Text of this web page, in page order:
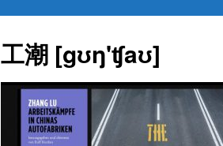
content
工潮 [gʊŋ'ʧaʊ]